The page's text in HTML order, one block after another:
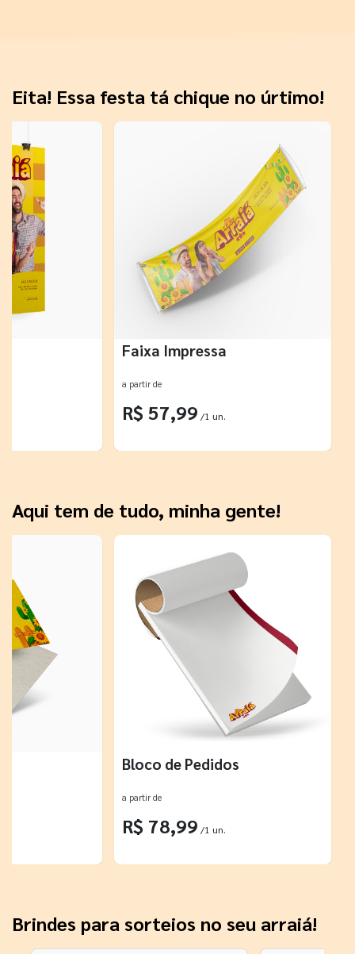
Eita! Essa festa tá chique no úrtimo!
Faixa Impressa
a partir de
R$ 57,99 /1 un.
Aqui tem de tudo, minha gente!
Bloco de Pedidos
a partir de
R$ 78,99 /1 un.
Brindes para sorteios no seu arraiá!